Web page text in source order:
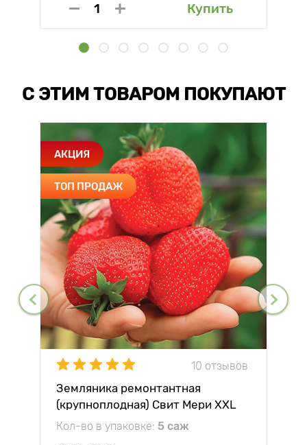
Купить
С ЭТИМ ТОВАРОМ ПОКУПАЮТ
АКЦИЯ
ТОП ПРОДАЖ
10 отзывов
Земляника ремонтантная
(крупноплодная) Свит Мери XXL
Кол-во в упаковке: 5 саж